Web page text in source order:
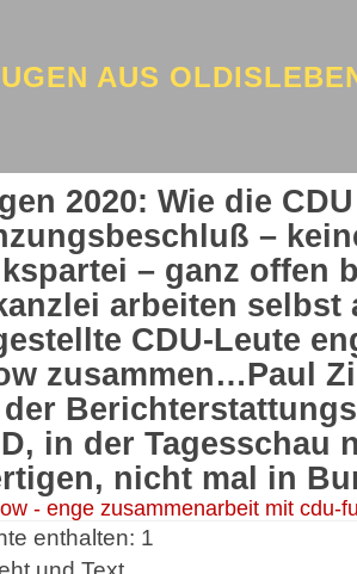
AUS
2020: Wie die
–
– ganz offen
arbeiten selbst
CDU-Leute
zusammen…Paul
der
in der Tagesschau
nicht mal in
- enge zusammenarbeit mit cdu-